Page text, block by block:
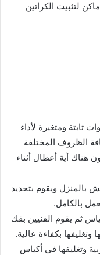
لتثبيت الكراتين
ثابتة ومتغيرة لأداء
الظروف المختلفة
هناك أية أعطال أثناء
بالمنزل ويقوم بتحديد
بالكامل.
ثم يقوم الفنيين بفك
بكفاءة عالية.
وتغليفها في أكياس